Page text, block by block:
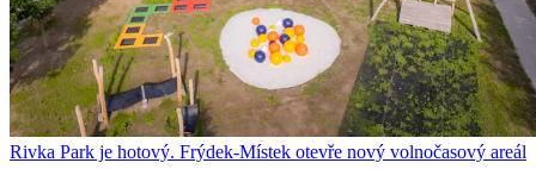
Rivka Park je hotový. Frýdek-Místek otevře nový volnočasový areál